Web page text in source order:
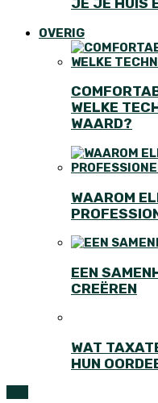
JE JE HUIS
OVERIG
WELKE
WAARD?
WAAROM
EEN
CREËREN
WAT
HUN